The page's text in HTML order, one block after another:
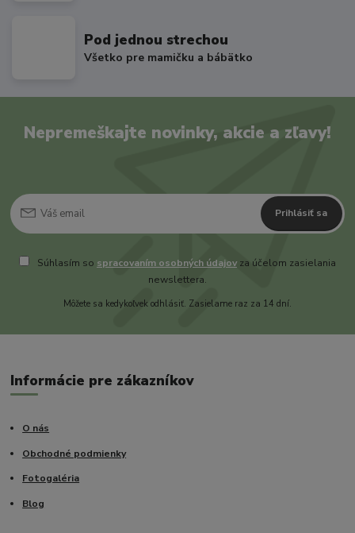
Pod jednou strechou
Všetko pre mamičku a bábätko
Nepremeškajte novinky, akcie a zľavy!
Prihlásiť sa
Súhlasím so spracovaním osobných údajovza účelom zasielania
newslettera.
Môžete sa kedykoľvek odhlásiť. Zasielame raz za 14 dní.
Informácie pre zákazníkov
O nás
Obchodné podmienky
Fotogaléria
Blog